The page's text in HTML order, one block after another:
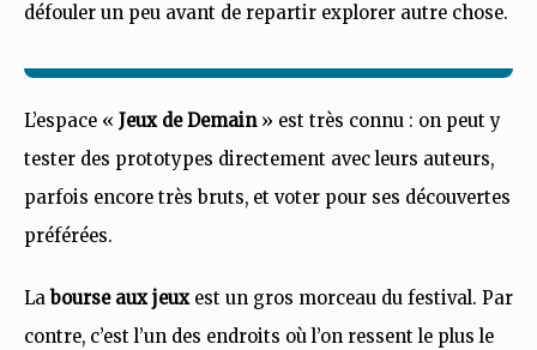
défouler un peu avant de repartir explorer autre chose.
L’espace « Jeux de Demain» est très connu : on peut y
tester des prototypes directement avec leurs auteurs,
parfois encore très bruts, et voter pour ses découvertes
préférées.
Labourse aux jeuxest un gros morceau du festival. Par
contre, c’est l’un des endroits où l’on ressent le plus le